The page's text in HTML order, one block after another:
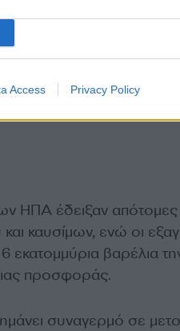
Access Privacy Policy
ΗΠΑ έδειξαν απότομες
καυσίμων, ενώ οι
εκατομμύρια βαρέλια
προσφοράς.
συναγερμό σε